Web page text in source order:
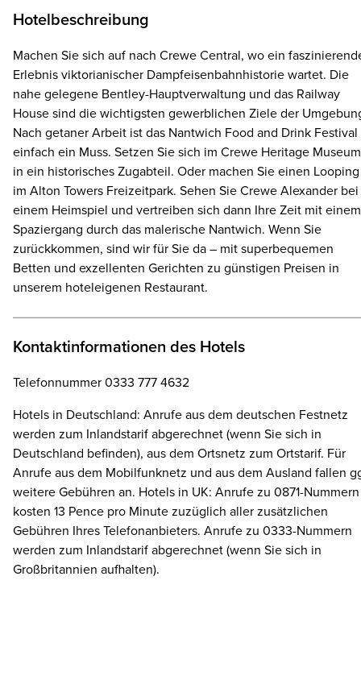
Hotelbeschreibung
Machen Sie sich auf nach Crewe Central, wo ein
Erlebnis viktorianischer Dampfeisenbahnhistorie wartet. Die
nahe gelegene Bentley-Hauptverwaltung und das Railway
House sind die wichtigsten gewerblichen Ziele der
Nach getaner Arbeit ist das Nantwich Food and Drink Festival
einfach ein Muss. Setzen Sie sich im Crewe Heritage Museum
in ein historisches Zugabteil. Oder machen Sie einen Looping
im Alton Towers Freizeitpark. Sehen Sie Crewe Alexander bei
einem Heimspiel und vertreiben sich dann Ihre Zeit mit einem
Spaziergang durch das malerische Nantwich. Wenn Sie
zurückkommen, sind wir für Sie da – mit superbequemen
Betten und exzellenten Gerichten zu günstigen Preisen in
unserem hoteleigenen Restaurant.
Kontaktinformationen des Hotels
Telefonnummer 0333 777 4632
Hotels in Deutschland: Anrufe aus dem deutschen Festnetz
werden zum Inlandstarif abgerechnet (wenn Sie sich in
Deutschland befinden), aus dem Ortsnetz zum Ortstarif. Für
Anrufe aus dem Mobilfunknetz und aus dem Ausland fallen
weitere Gebühren an. Hotels in UK: Anrufe zu 0871-Nummern
kosten 13 Pence pro Minute zuzüglich aller zusätzlichen
Gebühren Ihres Telefonanbieters. Anrufe zu 0333-Nummern
werden zum Inlandstarif abgerechnet (wenn Sie sich in
Großbritannien aufhalten).